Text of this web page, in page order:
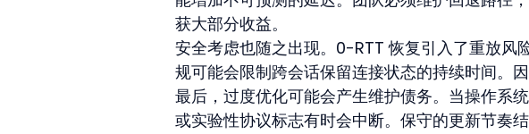
获大部分收益。
安全考虑也随之出现。0-RTT 恢复引入了重放风
规可能会限制跨会话保留连接状态的持续时间。
最后，过度优化可能会产生维护债务。当操作系
或实验性协议标志有时会中断。保守的更新节奏